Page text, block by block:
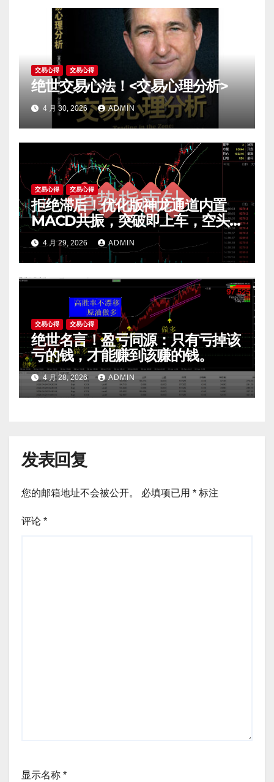
交易心得 交易心得
绝世交易心法！<交易心理分析>
4 月 30, 2026 ADMIN
交易心得 交易心得
拒绝滞后！优化版神龙通道内置
MACD共振，突破即上车，空头
陷阱一眼看穿。
4 月 29, 2026 ADMIN
交易心得 交易心得
绝世名言！盈亏同源：只有亏掉该
亏的钱，才能赚到该赚的钱。
4 月 28, 2026 ADMIN
发表回复
您的邮箱地址不会被公开。 必填项已用 * 标注
评论 *
显示名称 *